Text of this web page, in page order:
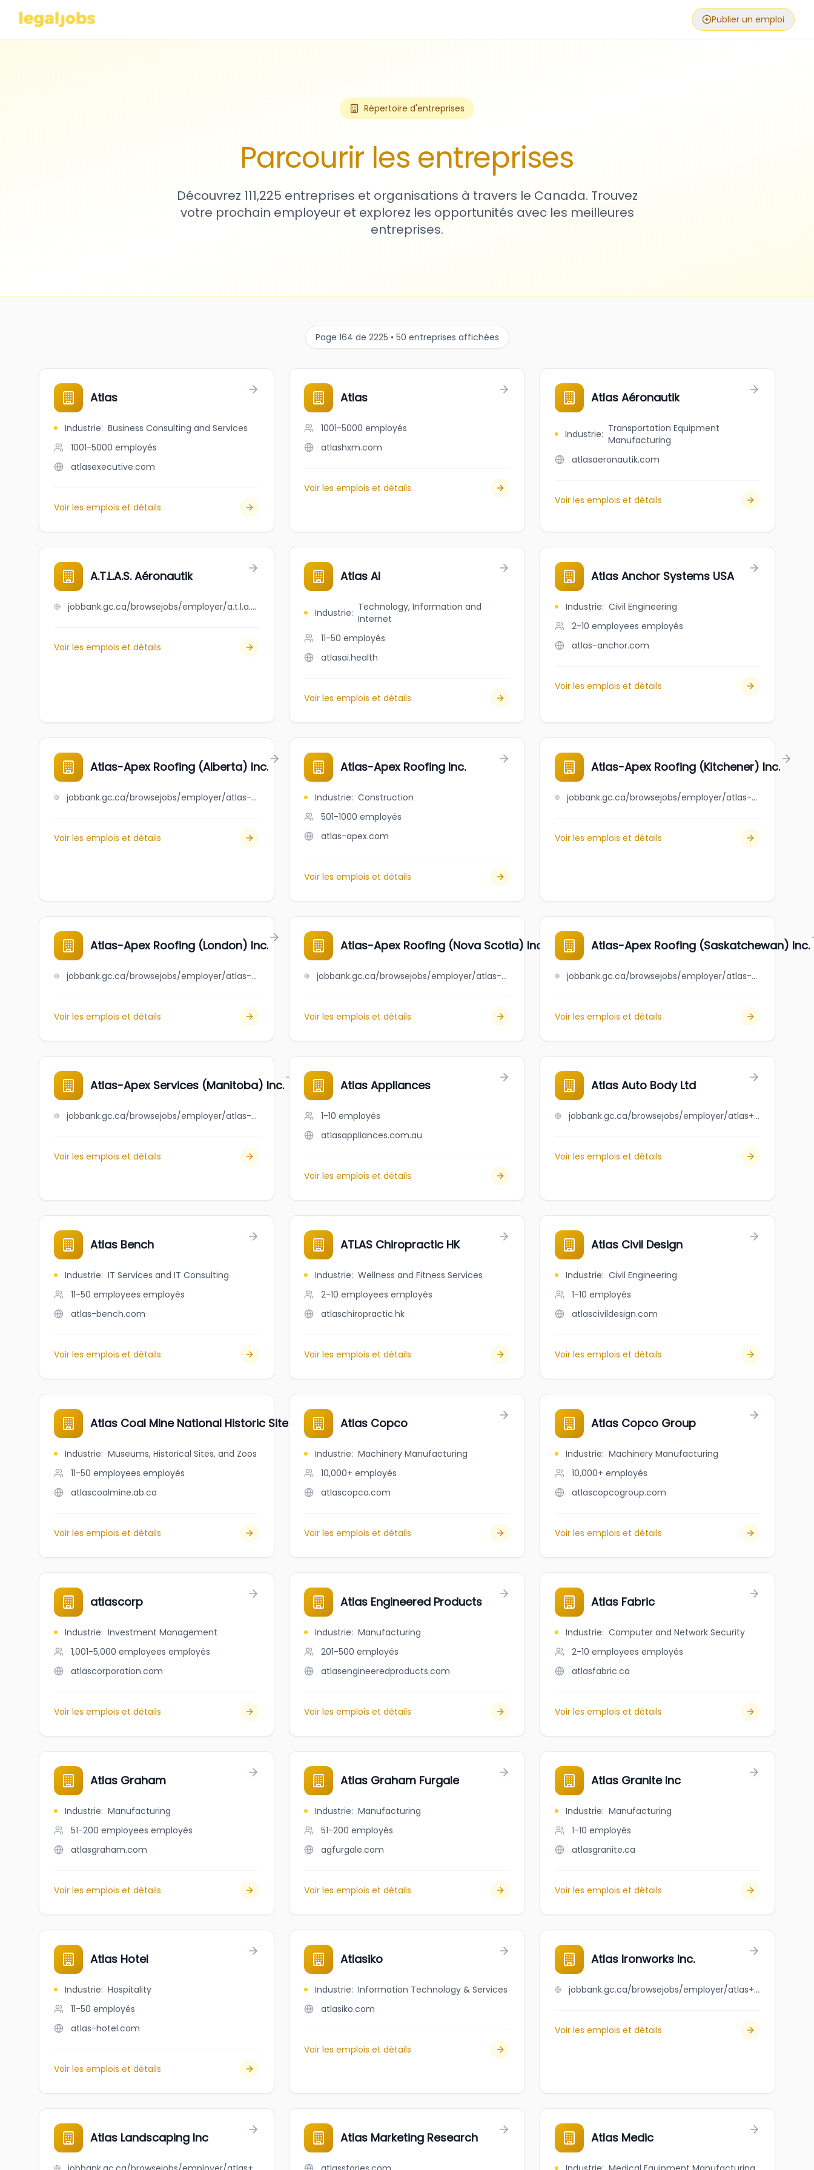
Publier un emploi
Répertoire d'entreprises
Parcourir les entreprises
Découvrez 111,225 entreprises et organisations à travers le Canada. Trouvez
votre prochain employeur et explorez les opportunités avec les meilleures
entreprises.
Page 164 de 2225 • 50 entreprises affichées
Atlas
Industrie: Business Consulting and Services
1001-5000 employés
atlasexecutive.com
Voir les emplois et détails
Atlas
1001-5000 employés
atlashxm.com
Voir les emplois et détails
Atlas Aéronautik
Industrie: Transportation Equipment
Manufacturing
atlasaeronautik.com
Voir les emplois et détails
A.T.L.A.S. Aéronautik
jobbank.gc.ca/browsejobs/employer/a.t.l.a.s.+a%C3%A9ronautik/ca
Voir les emplois et détails
Atlas AI
Industrie: Technology, Information and
Internet
11-50 employés
atlasai.health
Voir les emplois et détails
Atlas Anchor Systems USA
Industrie: Civil Engineering
2-10 employees employés
atlas-anchor.com
Voir les emplois et détails
Atlas-Apex Roofing (Alberta) Inc.
jobbank.gc.ca/browsejobs/employer/atlas-apex+roofing+%28alberta%29+inc./ca
Voir les emplois et détails
Atlas-Apex Roofing Inc.
Industrie: Construction
501-1000 employés
atlas-apex.com
Voir les emplois et détails
Atlas-Apex Roofing (Kitchener) Inc.
jobbank.gc.ca/browsejobs/employer/atlas-apex+roofing+%28kitchener%29+inc./ca
Voir les emplois et détails
Atlas-Apex Roofing (London) Inc.
jobbank.gc.ca/browsejobs/employer/atlas-apex+roofing+%28london%29+inc./ca
Voir les emplois et détails
Atlas-Apex Roofing (Nova Scotia) Inc.
jobbank.gc.ca/browsejobs/employer/atlas-apex+roofing+%28nova+scotia%29+inc./ca
Voir les emplois et détails
Atlas-Apex Roofing (Saskatchewan) Inc.
jobbank.gc.ca/browsejobs/employer/atlas-apex+roofing+%28saskatchewan%29+inc./ca
Voir les emplois et détails
Atlas-Apex Services (Manitoba) Inc.
jobbank.gc.ca/browsejobs/employer/atlas-apex+services+%28manitoba%29+inc./ca
Voir les emplois et détails
Atlas Appliances
1-10 employés
atlasappliances.com.au
Voir les emplois et détails
Atlas Auto Body Ltd
jobbank.gc.ca/browsejobs/employer/atlas+auto+body+ltd/ca
Voir les emplois et détails
Atlas Bench
Industrie: IT Services and IT Consulting
11-50 employees employés
atlas-bench.com
Voir les emplois et détails
ATLAS Chiropractic HK
Industrie: Wellness and Fitness Services
2-10 employees employés
atlaschiropractic.hk
Voir les emplois et détails
Atlas Civil Design
Industrie: Civil Engineering
1-10 employés
atlascivildesign.com
Voir les emplois et détails
Atlas Coal Mine National Historic Site
Industrie: Museums, Historical Sites, and Zoos
11-50 employees employés
atlascoalmine.ab.ca
Voir les emplois et détails
Atlas Copco
Industrie: Machinery Manufacturing
10,000+ employés
atlascopco.com
Voir les emplois et détails
Atlas Copco Group
Industrie: Machinery Manufacturing
10,000+ employés
atlascopcogroup.com
Voir les emplois et détails
atlascorp
Industrie: Investment Management
1,001-5,000 employees employés
atlascorporation.com
Voir les emplois et détails
Atlas Engineered Products
Industrie: Manufacturing
201-500 employés
atlasengineeredproducts.com
Voir les emplois et détails
Atlas Fabric
Industrie: Computer and Network Security
2-10 employees employés
atlasfabric.ca
Voir les emplois et détails
Atlas Graham
Industrie: Manufacturing
51-200 employees employés
atlasgraham.com
Voir les emplois et détails
Atlas Graham Furgale
Industrie: Manufacturing
51-200 employés
agfurgale.com
Voir les emplois et détails
Atlas Granite Inc
Industrie: Manufacturing
1-10 employés
atlasgranite.ca
Voir les emplois et détails
Atlas Hotel
Industrie: Hospitality
11-50 employés
atlas-hotel.com
Voir les emplois et détails
Atlasiko
Industrie: Information Technology & Services
atlasiko.com
Voir les emplois et détails
Atlas Ironworks Inc.
jobbank.gc.ca/browsejobs/employer/atlas+ironworks+inc./ca
Voir les emplois et détails
Atlas Landscaping Inc Atlas Marketing Research Atlas Medic